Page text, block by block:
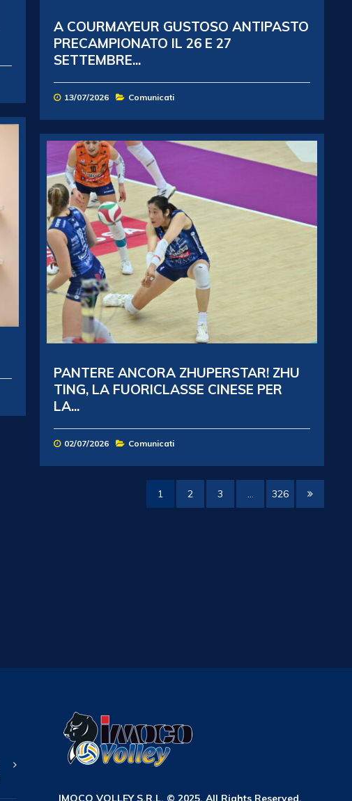
A COURMAYEUR GUSTOSO ANTIPASTO
PRECAMPIONATO IL 26 E 27
SETTEMBRE...
13/07/2026 Comunicati
PANTERE ANCORA ZHUPERSTAR! ZHU
TING, LA FUORICLASSE CINESE PER
LA...
02/07/2026 Comunicati
1 2 3 … 326
IMOCO VOLLEY S.R.L. © 2025. All Rights Reserved.